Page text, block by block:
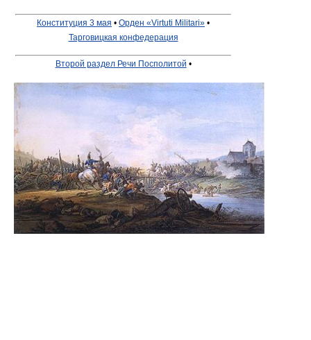
Конституция 3 мая • Орден «Virtuti Militari» •
Тарговицкая конфедерация
Второй раздел Речи Посполитой •